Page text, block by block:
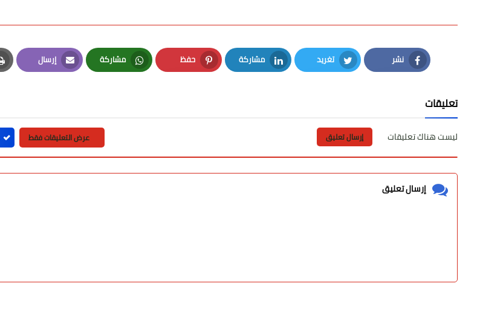
نشر
Facebook
تغريد
Twitter
مشاركة
LinkedIn
حفظ
Pinterest
مشاركة
Whatsapp
إرسال
Email
تعليقات
ليست هناك تعليقات إرسال تعليق عرض التعليقات فقط
إرسال تعليق